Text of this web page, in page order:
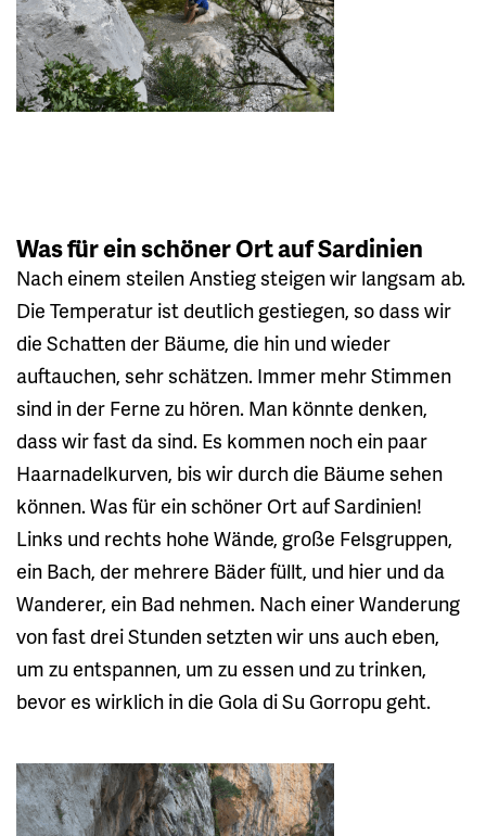
Was für ein schöner Ort auf Sardinien
Nach einem steilen Anstieg steigen wir langsam ab.
Die Temperatur ist deutlich gestiegen, so dass wir
die Schatten der Bäume, die hin und wieder
auftauchen, sehr schätzen. Immer mehr Stimmen
sind in der Ferne zu hören. Man könnte denken,
dass wir fast da sind. Es kommen noch ein paar
Haarnadelkurven, bis wir durch die Bäume sehen
können. Was für ein schöner Ort auf Sardinien!
Links und rechts hohe Wände, große Felsgruppen,
ein Bach, der mehrere Bäder füllt, und hier und da
Wanderer, ein Bad nehmen. Nach einer Wanderung
von fast drei Stunden setzten wir uns auch eben,
um zu entspannen, um zu essen und zu trinken,
bevor es wirklich in die Gola di Su Gorropu geht.